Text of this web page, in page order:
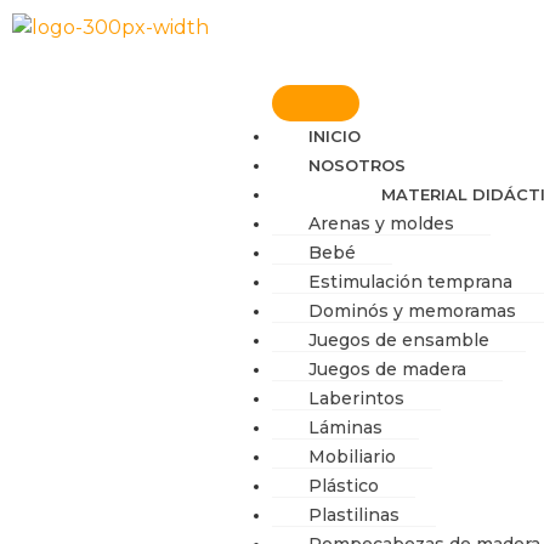
Ir
INICIO
NOSOTROS
MATERIAL
Arenas y moldes
Bebé
Estimulación temprana
Dominós y memoramas
Juegos de ensamble
Juegos de madera
Laberintos
Láminas
Mobiliario
Plástico
Plastilinas